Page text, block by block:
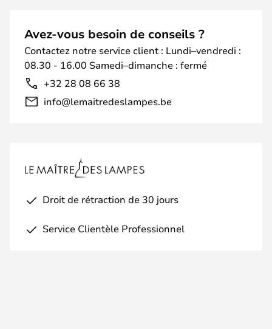
Avez-vous besoin de conseils ?
Contactez notre service client : Lundi–vendredi :
08.30 - 16.00 Samedi–dimanche : fermé
+32 28 08 66 38
info@lemaitredeslampes.be
Droit de rétraction de 30 jours
Service Clientèle Professionnel